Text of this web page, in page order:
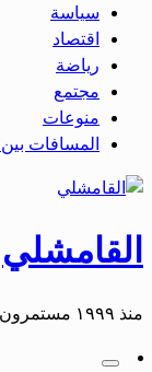
سياسة
اقتصاد
رياضة
مجتمع
منوعات
المسافات
القامشلي
منذ ١٩٩٩ مستمرون